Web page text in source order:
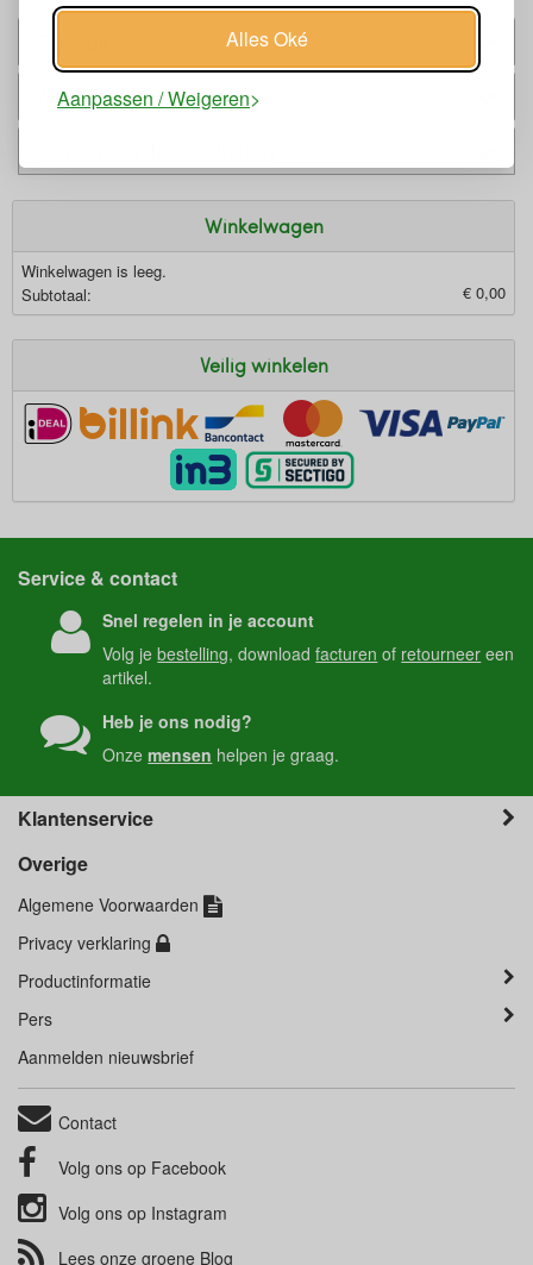
Alles Oké
Aanpassen / Weigeren
Alternatieven
Winkelwagen
Winkelwagen is leeg.
Subtotaal:
€ 0,00
Veilig winkelen
Service & contact
Snel regelen in je account
Volg jebestelling, downloadfacturen of retourneer een
artikel.
Heb je ons nodig?
Onzemensen helpen je graag.
Klantenservice
Overige
Algemene Voorwaarden
Privacy verklaring
Productinformatie
Pers
Aanmelden nieuwsbrief
Contact
Volg ons op Facebook
Volg ons op Instagram
Lees onze groene Blog